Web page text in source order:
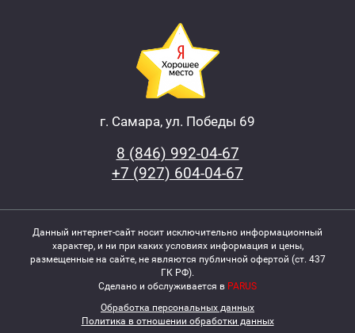
г. Самара, ул. Победы 69
8 (846) 992-04-67
+7 (927) 604-04-67
Данный интернет-сайт носит исключительно информационный
характер, и ни при каких условиях информация и цены,
размещенные на сайте, не являются публичной офертой (ст. 437
ГК РФ).
Сделано и обслуживается в PARUS
Обработка персональных данных
Политика в отношении обработки данных